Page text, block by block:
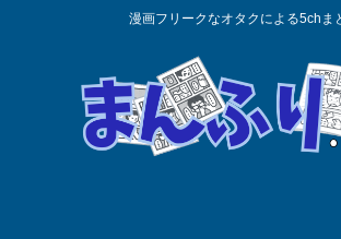
漫画フリークなオタクによる5chま